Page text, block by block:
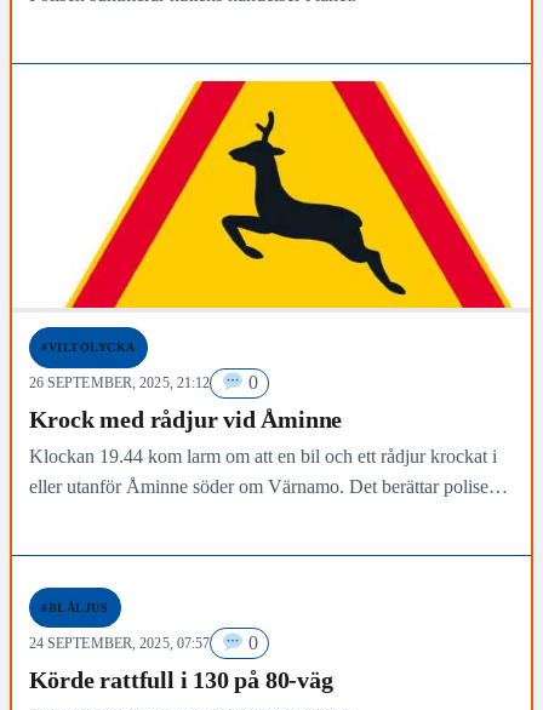
#VILTOLYCKA
26 SEPTEMBER, 2025, 21:12 0
Krock med rådjur vid Åminne
Klockan 19.44 kom larm om att en bil och ett rådjur krockat i
eller utanför Åminne söder om Värnamo. Det berättar polisen
#BLÅLJUS
24 SEPTEMBER, 2025, 07:57 0
Körde rattfull i 130 på 80-väg